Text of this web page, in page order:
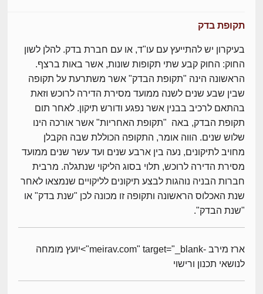
תקופת בדק
בעיקרון יש להתייעץ עם עו"ד, או עם חברת בדק. להלן לשון
החוק: החוק קבע שתי תקופות שונות, אשר באות ברצף.
הראשונה הינה "תקופת הבדק" אשר משתרעת על תקופה
שבין שבע שנים לשנה ממועד מסירת הדירה לרוכש וזאת
בהתאם לרכיב בבנין אשר נפגע ודורש תיקון. לאחר תום
תקופת הבדק, באה "תקופת האחריות" אשר אורכה הינו
שלוש שנים. הווה אומר, התקופה הכוללת שבה הקבלן
מחויב לתיקונים, נעה בין ארבע שנים ועד עשר שנים ממועד
מסירת הדירה לרוכש, תלוי בסוג הליקוי שנתגלה. מרבית
חברות הבניה נוהגות לבצע תיקונים לליקויים שנמצאו לאחר
שנת האכלוס הראשונה ותקופה זו מכונה לכן "שנת בדק" או
"שנת הבדק".
ארז מירב -meirav.com" target="_blank">יועץ מומחה
לנושאי תכנון ורישוי